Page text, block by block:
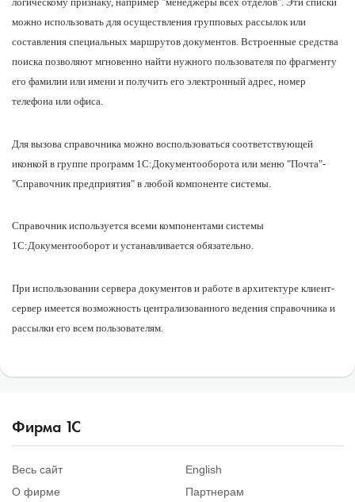
можно использовать для осуществления групповых рассылок или
составления специальных маршрутов документов. Встроенные средства
поиска позволяют мгновенно найти нужного пользователя по фрагменту
его фамилии или имени и получить его электронный адрес, номер
телефона или офиса.
Для вызова справочника можно воспользоваться соответствующей
иконкой в группе программ 1С:Документооборота или меню "Почта"-
"Справочник предприятия" в любой компоненте системы.
Справочник используется всеми компонентами системы
1С:Документооборот и устанавливается обязательно.
При использовании сервера документов и работе в архитектуре клиент-
сервер имеется возможность централизованного ведения справочника и
рассылки его всем пользователям.
Фирма 1С
Весь сайт
О фирме
English
Партнерам